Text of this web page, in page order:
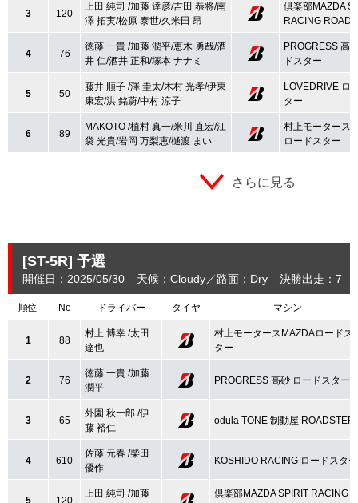
3 120
上田 純司 /加藤 達彦/吉田 恭将/南
澤 拓実/松原 泰世/久米田 昂
倶楽部MAZDA
RACING
4 76
徳藤 一貴 /加藤 潤平/恵木 勇哉/酒
井 仁/酒井 正和/塚本 ナナミ
PROGRESS 高
ドスター
5 50
藤井 順子 /澤 圭太/木村 光孝/伊東
康宏/洪 銘蔚/中村 涼子
LOVEDRIVE ロ
ター
6 89
MAKOTO /植村 真一/米川 直宏/江
袋 光貴/岩岡 万梨恵/樋渡 まい
村上モータース
ロードスター
さらに見る
[ST-5R] 予選
開催日：2025/05/30 天候：Cloudy 路面：Dry 決勝出走：7
順位 No ドライバー タイヤ マシン
1 88
村上 博幸 /太田
達也
村上モータースMAZDAロードス
ター
2 76
徳藤 一貴 /加藤
潤平
PROGRESS 高砂 ロードスター
3 65
外園 秋一郎 /伊
藤 裕仁
odula TONE 制動屋 ROADSTER
4 610
佐藤 元春 /柴田
優作
KOSHIDO RACING ロードスター
5 120
上田 純司 /加藤
倶楽部MAZDA SPIRIT RACING